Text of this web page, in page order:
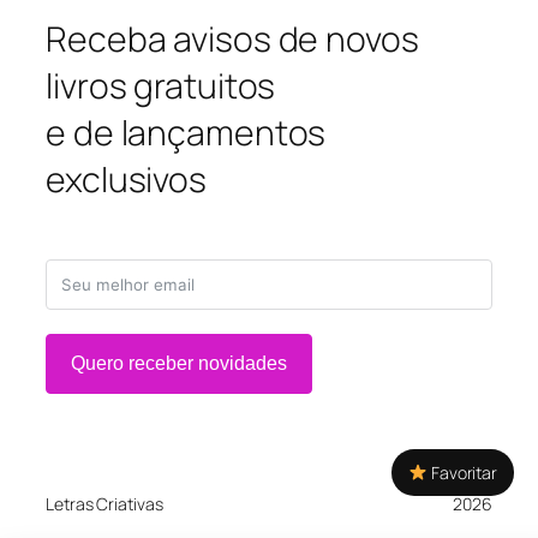
Receba avisos de novos
livros gratuitos
e de lançamentos
exclusivos
Quero receber novidades
Letras Criativas 2026
Favoritar